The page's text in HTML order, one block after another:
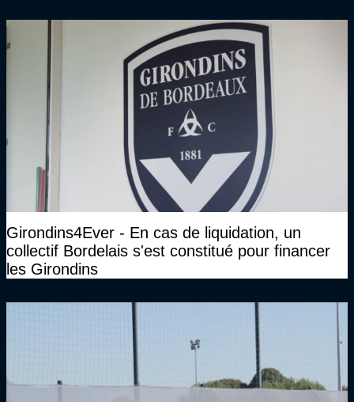
Girondins4Ever - En cas de liquidation, un
collectif Bordelais s'est constitué pour financer
les Girondins